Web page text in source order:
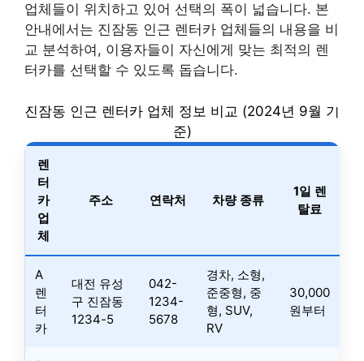
업체들이 위치하고 있어 선택의 폭이 넓습니다. 본
안내에서는 진잠동 인근 렌터카 업체들의 내용을 비
교 분석하여, 이용자들이 자신에게 맞는 최적의 렌
터카를 선택할 수 있도록 돕습니다.
진잠동 인근 렌터카 업체 정보 비교 (2024년 9월 기
준)
렌
터
카
업
체
주소 연락처 차량 종류
1일 렌
탈료
A
렌
터
카
대전 유성
구 진잠동
1234-5
042-
1234-
5678
경차, 소형,
준중형, 중
형, SUV,
RV
30,000
원부터